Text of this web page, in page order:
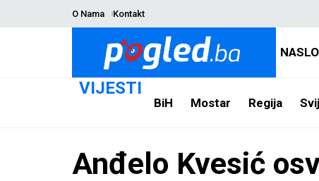
O Nama Kontakt
VIJESTI
BiH Mostar Regija
Anđelo Kvesić